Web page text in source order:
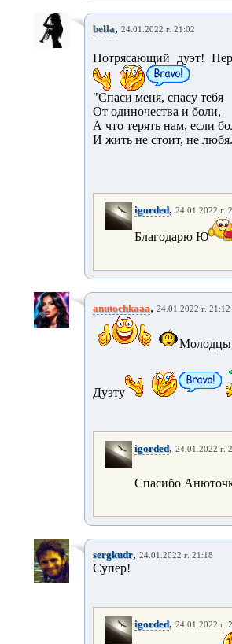
bella, 24.01.2022 г. 21:02
Потрясающий дуэт!
"Спаси меня, спасу тебя
От одиночества и боли,
А что терять нам, если
И жить не стоит, не
igorded, 24.01.2022 г.
Благодарю Ю
anutochkaaa, 24.01.2022 г. 21:12
Дуэту
igorded, 24.01.2022 г.
Спасибо
sergkudr, 24.01.2022 г. 21:18
Супер!
igorded, 24.01.2022 г.